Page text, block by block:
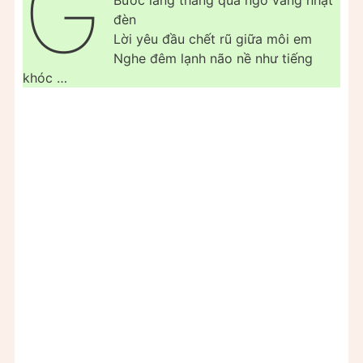
đèn
Lời yêu đầu chết rũ giữa môi em
Nghe đêm lạnh não nề như tiếng
khóc …